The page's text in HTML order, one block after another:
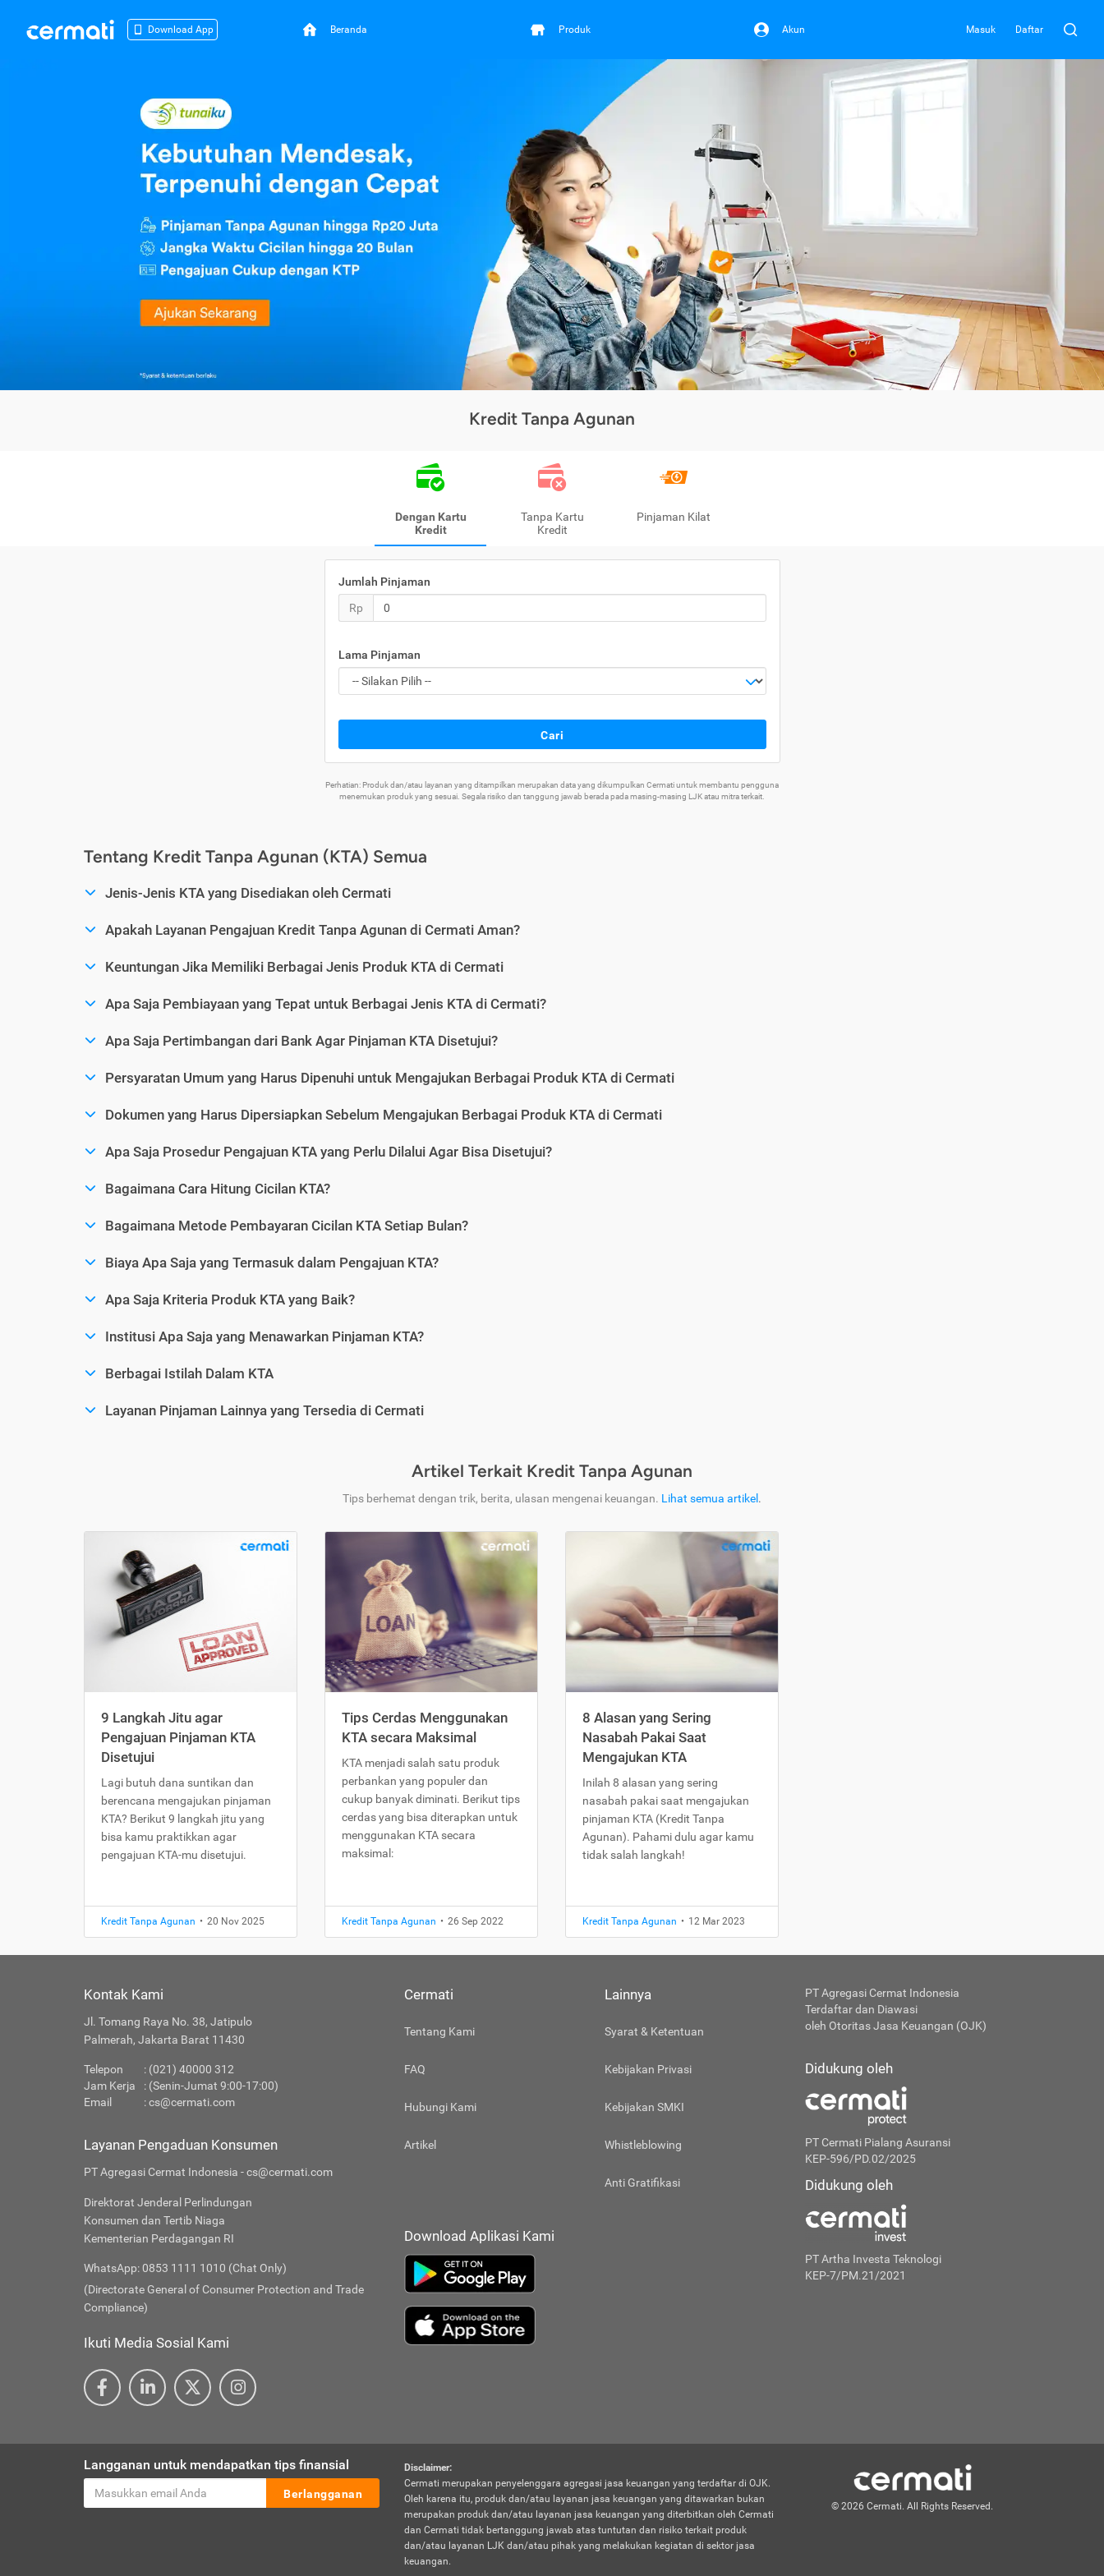
Download App Beranda Produk Akun Masuk Daftar
Kredit Tanpa Agunan
Dengan Kartu
Kredit
Tanpa Kartu
Kredit
Pinjaman Kilat
Jumlah Pinjaman
Rp
Lama Pinjaman
Cari
Perhatian: Produk dan/atau layanan yang ditampilkan merupakan data yang dikumpulkan Cermati untuk membantu pengguna
menemukan produk yang sesuai. Segala risiko dan tanggung jawab berada pada masing-masing LJK atau mitra terkait.
Tentang Kredit Tanpa Agunan (KTA) Semua
Jenis-Jenis KTA yang Disediakan oleh Cermati
Apakah Layanan Pengajuan Kredit Tanpa Agunan di Cermati Aman?
Keuntungan Jika Memiliki Berbagai Jenis Produk KTA di Cermati
Apa Saja Pembiayaan yang Tepat untuk Berbagai Jenis KTA di Cermati?
Apa Saja Pertimbangan dari Bank Agar Pinjaman KTA Disetujui?
Persyaratan Umum yang Harus Dipenuhi untuk Mengajukan Berbagai Produk KTA di Cermati
Dokumen yang Harus Dipersiapkan Sebelum Mengajukan Berbagai Produk KTA di Cermati
Apa Saja Prosedur Pengajuan KTA yang Perlu Dilalui Agar Bisa Disetujui?
Bagaimana Cara Hitung Cicilan KTA?
Bagaimana Metode Pembayaran Cicilan KTA Setiap Bulan?
Biaya Apa Saja yang Termasuk dalam Pengajuan KTA?
Apa Saja Kriteria Produk KTA yang Baik?
Institusi Apa Saja yang Menawarkan Pinjaman KTA?
Berbagai Istilah Dalam KTA
Layanan Pinjaman Lainnya yang Tersedia di Cermati
Artikel Terkait Kredit Tanpa Agunan
Tips berhemat dengan trik, berita, ulasan mengenai keuangan. Lihat semua artikel .
9 Langkah Jitu agar
Pengajuan Pinjaman KTA
Disetujui
Lagi butuh dana suntikan dan
berencana mengajukan pinjaman
KTA? Berikut 9 langkah jitu yang
bisa kamu praktikkan agar
pengajuan KTA-mu disetujui.
Kredit Tanpa Agunan • 20 Nov 2025
Tips Cerdas Menggunakan
KTA secara Maksimal
KTA menjadi salah satu produk
perbankan yang populer dan
cukup banyak diminati. Berikut tips
cerdas yang bisa diterapkan untuk
menggunakan KTA secara
maksimal:
Kredit Tanpa Agunan • 26 Sep 2022
8 Alasan yang Sering
Nasabah Pakai Saat
Mengajukan KTA
Inilah 8 alasan yang sering
nasabah pakai saat mengajukan
pinjaman KTA (Kredit Tanpa
Agunan). Pahami dulu agar kamu
tidak salah langkah!
Kredit Tanpa Agunan • 12 Mar 2023
Kontak Kami
Jl. Tomang Raya No. 38, Jatipulo
Palmerah, Jakarta Barat 11430
Telepon
: (021) 40000 312
Jam Kerja
: (Senin-Jumat 9:00-17:00)
Email
:cs@cermati.com
Layanan Pengaduan Konsumen
PT Agregasi Cermat Indonesia - cs@cermati.com
Direktorat Jenderal Perlindungan
Konsumen dan Tertib Niaga
Kementerian Perdagangan RI
WhatsApp: 0853 1111 1010 (Chat Only)
(Directorate General of Consumer Protection and Trade
Compliance)
Ikuti Media Sosial Kami
Cermati
Tentang Kami
FAQ
Hubungi Kami
Artikel
Lainnya
Syarat & Ketentuan
Kebijakan Privasi
Kebijakan SMKI
Whistleblowing
Anti Gratifikasi
Download Aplikasi Kami
PT Agregasi Cermat Indonesia
Terdaftar dan Diawasi
oleh Otoritas Jasa Keuangan (OJK)
Didukung oleh
PT Cermati Pialang Asuransi
KEP-596/PD.02/2025
Didukung oleh
PT Artha Investa Teknologi
KEP-7/PM.21/2021
Langganan untuk mendapatkan tips finansial
Berlangganan
Disclaimer:
Cermati merupakan penyelenggara agregasi jasa keuangan yang terdaftar di OJK.
Oleh karena itu, produk dan/atau layanan jasa keuangan yang ditawarkan bukan
merupakan produk dan/atau layanan jasa keuangan yang diterbitkan oleh Cermati
dan Cermati tidak bertanggung jawab atas tuntutan dan risiko terkait produk
dan/atau layanan LJK dan/atau pihak yang melakukan kegiatan di sektor jasa
keuangan.
© 2026 Cermati. All Rights Reserved.